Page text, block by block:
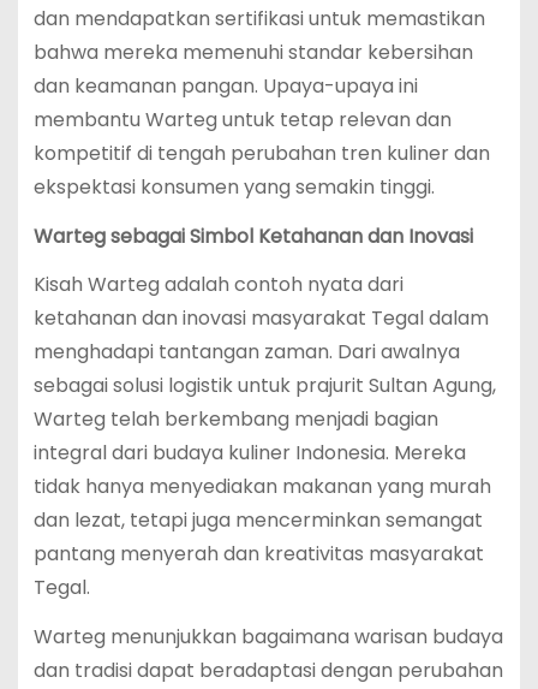
dan mendapatkan sertifikasi untuk memastikan
bahwa mereka memenuhi standar kebersihan
dan keamanan pangan. Upaya-upaya ini
membantu Warteg untuk tetap relevan dan
kompetitif di tengah perubahan tren kuliner dan
ekspektasi konsumen yang semakin tinggi.
Warteg sebagai Simbol Ketahanan dan Inovasi
Kisah Warteg adalah contoh nyata dari
ketahanan dan inovasi masyarakat Tegal dalam
menghadapi tantangan zaman. Dari awalnya
sebagai solusi logistik untuk prajurit Sultan Agung,
Warteg telah berkembang menjadi bagian
integral dari budaya kuliner Indonesia. Mereka
tidak hanya menyediakan makanan yang murah
dan lezat, tetapi juga mencerminkan semangat
pantang menyerah dan kreativitas masyarakat
Tegal.
Warteg menunjukkan bagaimana warisan budaya
dan tradisi dapat beradaptasi dengan perubahan